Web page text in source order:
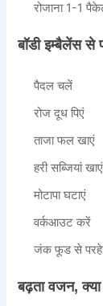
रोजाना 1-1
बॉडी इम्बैलेंस से
पैदल चलें
रोज दूध पिएं
ताजा फल खाएं
हरी सब्जियां खाएं
मोटापा घटाएं
वर्कआउट करें
जंक फूड से
बढ़ता वजन,